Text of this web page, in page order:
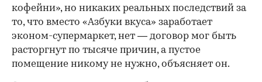
кофейни», но никаких реальных последствий за
то, что вместо «Азбуки вкуса» заработает
эконом-супермаркет, нет — договор мог быть
расторгнут по тысяче причин, а пустое
помещение никому не нужно, объясняет он.